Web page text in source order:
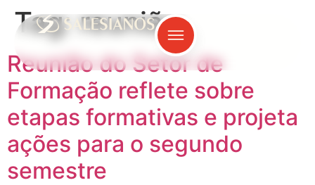
Tag:reunião
Reunião do Setor de
Formação reflete sobre
etapas formativas e projeta
ações para o segundo
semestre